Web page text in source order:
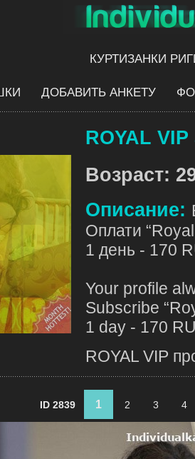
КУРТИЗАНКИ
ДОБАВИТЬ АНКЕТУ
ROYAL
Возраст:
Описание:
Оплати
1 день - 170
Your profile
Subscribe
1 day - 170
ROYAL VIP
ID 2839 1 2 3 4